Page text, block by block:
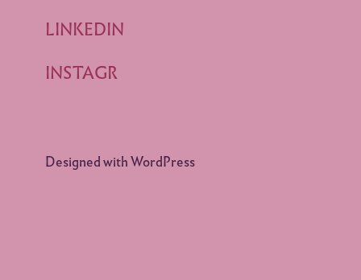
LINKEDIN
INSTAGR
Designed with WordPress